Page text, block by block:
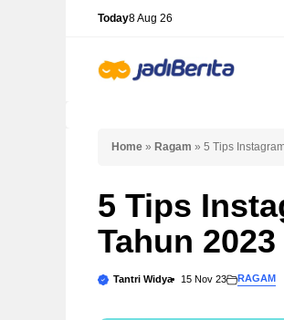
Today8 Aug 26
Home » Ragam » 5 Tips
5 Tips
Tahun 2023
Tantri Widya 15 Nov 23 RAGAM